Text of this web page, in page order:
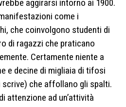
aggirarsi intorno ai 1900.
come i
che coinvolgono studenti di
di ragazzi che praticano
Certamente niente a
e decine di migliaia di tifosi
scrive) che affollano gli spalti.
attenzione ad un’attività